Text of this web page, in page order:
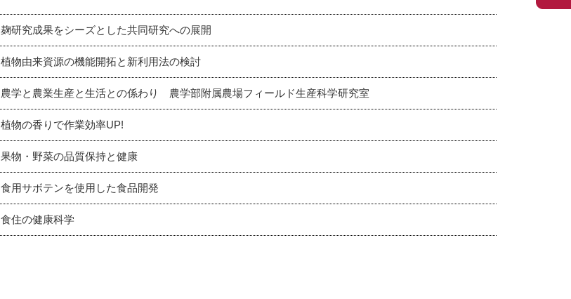
麹研究成果をシーズとした共同研究への展開
植物由来資源の機能開拓と新利用法の検討
農学と農業生産と生活との係わり 農学部附属農場フィールド生産科学研究室
植物の香りで作業効率UP!
果物・野菜の品質保持と健康
食用サボテンを使用した食品開発
食住の健康科学